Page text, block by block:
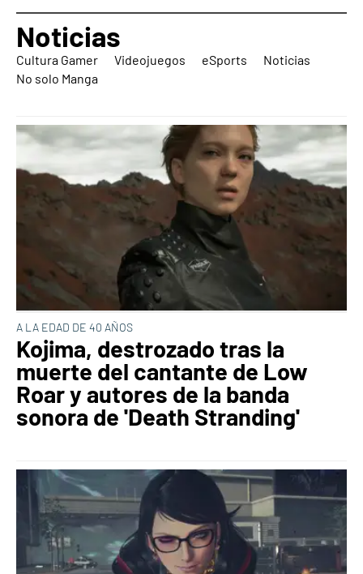
Noticias
Cultura Gamer Videojuegos eSports
Noticias
No solo Manga
A LA EDAD DE 40 AÑOS
Kojima, destrozado tras la
muerte del cantante de Low
Roar y autores de la banda
sonora de 'Death Stranding'